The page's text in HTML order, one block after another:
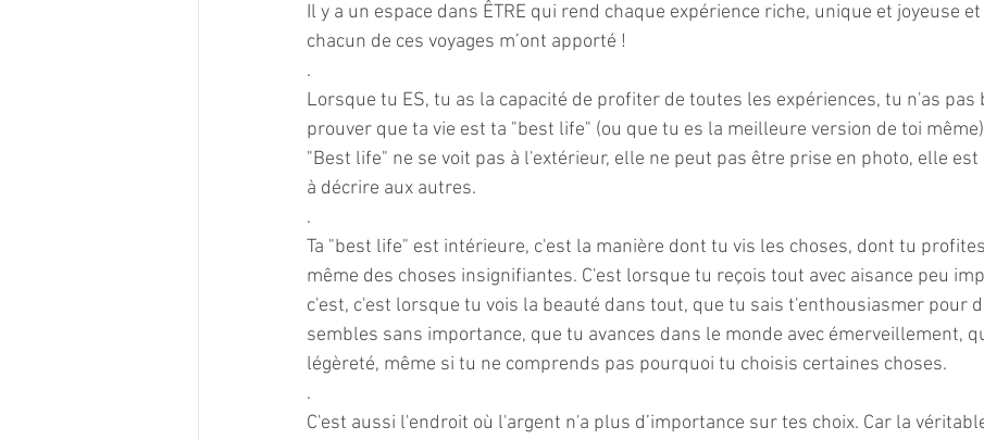
Il y a un espace dans ÊTRE qui rend chaque expérience riche, unique et joyeuse et
chacun de ces voyages m’ont apporté !
.
Lorsque tu ES, tu as la capacité de profiter de toutes les expériences, tu n'as pas
prouver que ta vie est ta "best life" (ou que tu es la meilleure version de toi
"Best life" ne se voit pas à l'extérieur, elle ne peut pas être prise en photo, elle
à décrire aux autres.
.
Ta "best life" est intérieure, c'est la manière dont tu vis les choses, dont tu
même des choses insignifiantes. C'est lorsque tu reçois tout avec aisance peu
c'est, c'est lorsque tu vois la beauté dans tout, que tu sais t'enthousiasmer pour
sembles sans importance, que tu avances dans le monde avec émerveillement,
légèreté, même si tu ne comprends pas pourquoi tu choisis certaines choses.
.
C'est aussi l'endroit où l'argent n'a plus d’importance sur tes choix. Car la